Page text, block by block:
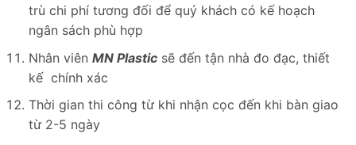
trù chi phí tương đối để quý khách có kế hoạch
ngân sách phù hợp
Nhân viên MN Plasticsẽ đến tận nhà đo đạc, thiết
kế chính xác
Thời gian thi công từ khi nhận cọc đến khi bàn giao
từ 2-5 ngày